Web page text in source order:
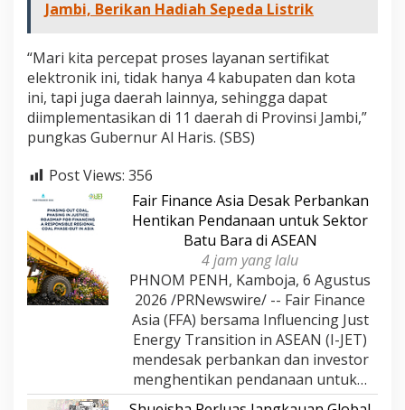
t
a
h
a
n
D
a
a
h
Jambi, Berikan Hadiah Sepeda Listrik
“Mari kita percepat proses layanan sertifikat
elektronik ini, tidak hanya 4 kabupaten dan kota
ini, tapi juga daerah lainnya, sehingga dapat
diimplementasikan di 11 daerah di Provinsi Jambi,”
pungkas Gubernur Al Haris. (SBS)
Post Views: 356
Fair Finance Asia Desak Perbankan
Hentikan Pendanaan untuk Sektor
Batu Bara di ASEAN
4 jam yang lalu
PHNOM PENH, Kamboja, 6 Agustus
2026 /PRNewswire/ -- Fair Finance
Asia (FFA) bersama Influencing Just
Energy Transition in ASEAN (I-JET)
mendesak perbankan dan investor
menghentikan pendanaan untuk…